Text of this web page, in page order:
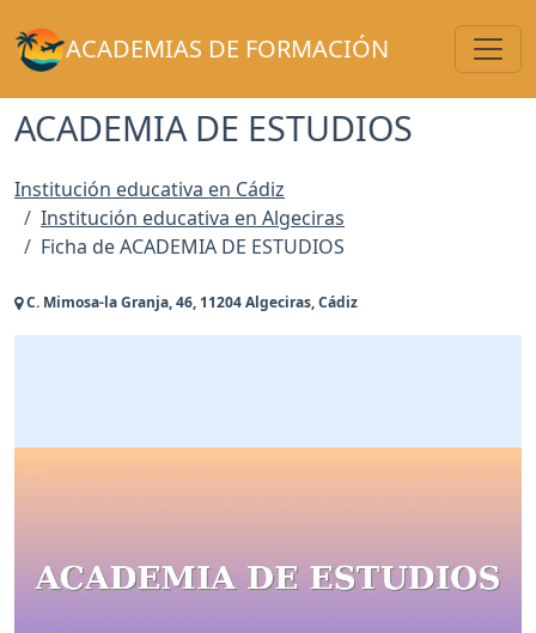
ACADEMIAS DE FORMACIÓN
ACADEMIA DE ESTUDIOS
Institución educativa en Cádiz
Institución educativa en Algeciras
Ficha de ACADEMIA DE ESTUDIOS
C. Mimosa-la Granja, 46, 11204 Algeciras, Cádiz